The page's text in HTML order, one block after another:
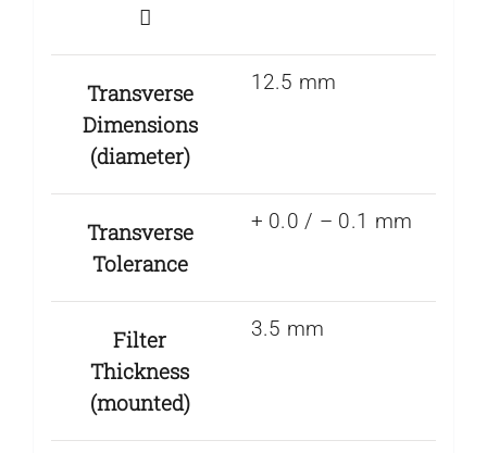
Transverse
Dimensions
(diameter)
12.5 mm
Transverse
Tolerance
+ 0.0 / – 0.1 mm
Filter
Thickness
(mounted)
3.5 mm